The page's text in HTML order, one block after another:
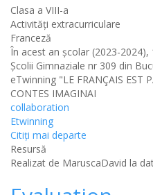
Clasa a VIII-a
Activități extracurriculare
Franceză
În acest an școlar (2023-2024),
Școlii Gimnaziale nr 309 din
eTwinning "LE FRANÇAIS EST
CONTES IMAGINAI
collaboration
Etwinning
Citiţi mai departe
Resursă
Realizat de MaruscaDavid la